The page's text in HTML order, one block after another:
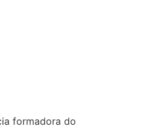
formadora do